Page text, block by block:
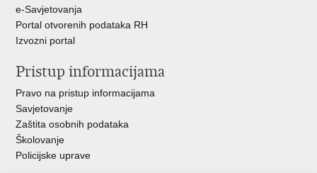
e-Savjetovanja
Portal otvorenih podataka RH
Izvozni portal
Pristup informacijama
Pravo na pristup informacijama
Savjetovanje
Zaštita osobnih podataka
Školovanje
Policijske uprave